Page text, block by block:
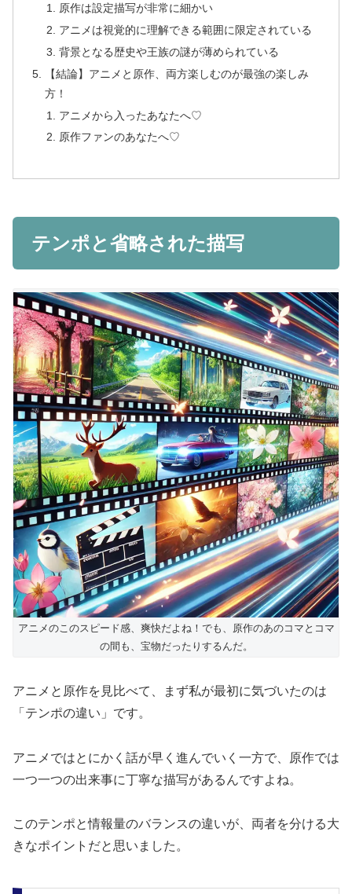
原作は設定描写が非常に細かい
アニメは視覚的に理解できる範囲に限定されている
背景となる歴史や王族の謎が薄められている
【結論】アニメと原作、両方楽しむのが最強の楽しみ
方！
アニメから入ったあなたへ♡
原作ファンのあなたへ♡
テンポと省略された描写
アニメのこのスピード感、爽快だよね！でも、原作のあのコマとコマ
の間も、宝物だったりするんだ。
アニメと原作を見比べて、まず私が最初に気づいたのは
「テンポの違い」です。
アニメではとにかく話が早く進んでいく一方で、原作では
一つ一つの出来事に丁寧な描写があるんですよね。
このテンポと情報量のバランスの違いが、両者を分ける大
きなポイントだと思いました。